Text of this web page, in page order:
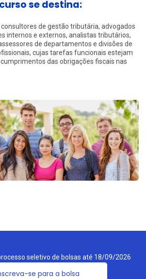
se destina:
de gestão tributária, advogados
internos e externos, analistas tributários,
de departamentos e divisões de
cujas tarefas funcionais estejam
das obrigações fiscais nas
seletivo de bolsas até 18/09/2026
se para a bolsa